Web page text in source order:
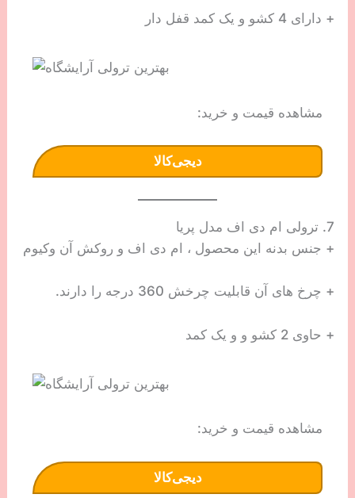
+ دارای 4 کشو و یک کمد قفل دار
مشاهده قیمت و خرید:
دیجی‌کالا
7. ترولی ام دی اف مدل پریا
+ جنس بدنه این محصول ، ام دی اف و روکش آن وکیوم
+ چرخ های آن قابلیت چرخش 360 درجه را دارند.
+ حاوی 2 کشو و و یک کمد
مشاهده قیمت و خرید:
دیجی‌کالا